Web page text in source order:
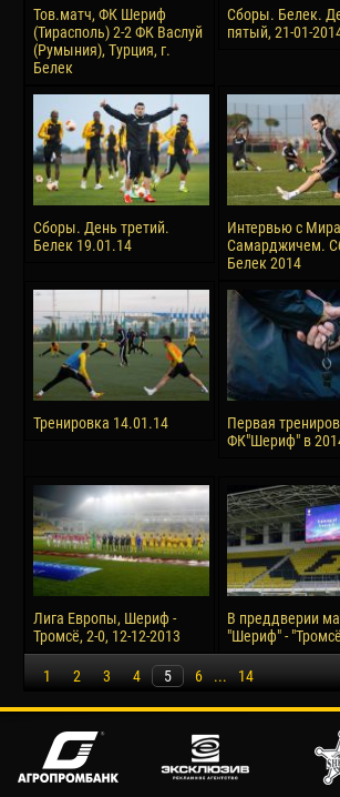
Тов.матч, ФК Шериф
(Тирасполь) 2-2 ФК Васлуй
(Румыния), Турция, г.
Белек
Сборы. Белек.
пятый, 21-01-
Сборы. День третий.
Белек 19.01.14
Интервью с
Самарджичем.
Белек 2014
Тренировка 14.01.14
Первая
ФК"Шериф" в
Лига Европы, Шериф -
Тромсё, 2-0, 12-12-2013
В преддверии
"Шериф" -
1 2 3 4 5 6 ... 14